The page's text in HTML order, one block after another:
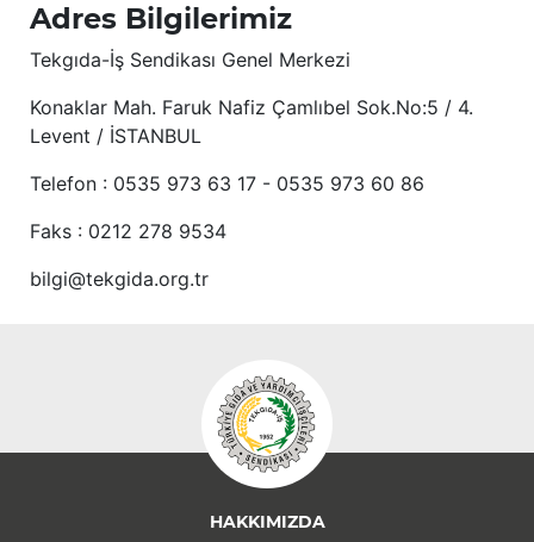
Adres Bilgilerimiz
Tekgıda-İş Sendikası Genel Merkezi
Konaklar Mah. Faruk Nafiz Çamlıbel Sok.No:5 / 4.
Levent / İSTANBUL
Telefon : 0535 973 63 17 - 0535 973 60 86
Faks : 0212 278 9534
bilgi@tekgida.org.tr
HAKKIMIZDA